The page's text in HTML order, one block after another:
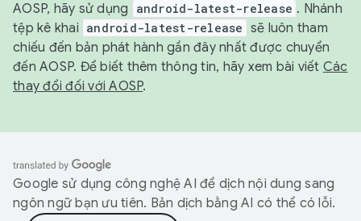
AOSP, hãy sử dụng
android-latest-release . Nhánh
tệp kê khai android-latest-release sẽ luôn tham
chiếu đến bản phát hành gần đây nhất được chuyển
đến AOSP. Để biết thêm thông tin, hãy xem bài viết Các
thay đổi đối với AOSP.
Google sử dụng công nghệ AI để dịch nội dung sang
ngôn ngữ bạn ưu tiên. Bản dịch bằng AI có thể có lỗi.